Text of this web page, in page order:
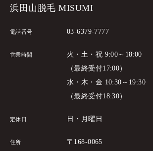
浜田山脱毛 MISUMI
電話番号 03-6379-7777
営業時間
火・土・祝 9:00～18:00
（最終受付17:00）
水・木・金 10:30～19:30
（最終受付18:30）
定休日 日・月曜日
住所
〒168-0065